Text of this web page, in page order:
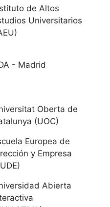
de
de
de Altos
Universitarios
- Madrid
Oberta de
(UOC)
Europea de
y Empresa
Abierta